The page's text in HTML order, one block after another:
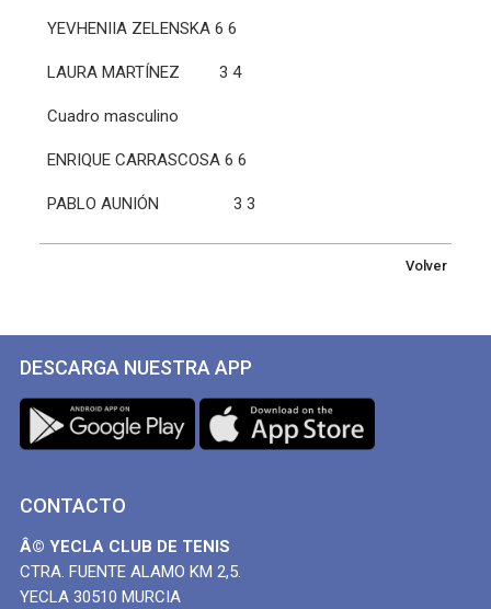
YEVHENIIA ZELENSKA 6 6
LAURA MARTÍNEZ 3 4
Cuadro masculino
ENRIQUE CARRASCOSA 6 6
PABLO AUNIÓN 3 3
Volver
DESCARGA NUESTRA APP
CONTACTO
Â© YECLA CLUB DE TENIS
CTRA. FUENTE ALAMO KM 2,5.
YECLA 30510 MURCIA